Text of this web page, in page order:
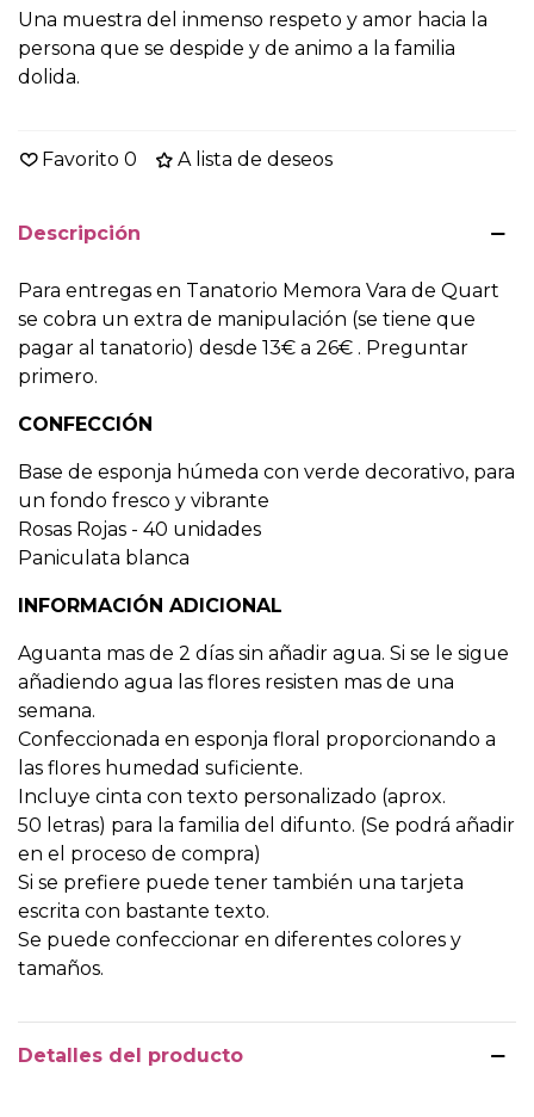
Una muestra del inmenso respeto y amor hacia la
persona que se despide y de animo a la familia
dolida.
Favorito 0 A lista de deseos
Descripción
Para entregas en Tanatorio Memora Vara de Quart
se cobra un extra de manipulación (se tiene que
pagar al tanatorio) desde 13€ a 26€ . Preguntar
primero.
CONFECCIÓN
Base de esponja húmeda con verde decorativo, para
un fondo fresco y vibrante
Rosas Rojas - 40 unidades
Paniculata blanca
INFORMACIÓN ADICIONAL
Aguanta mas de 2 días sin añadir agua. Si se le sigue
añadiendo agua las flores resisten mas de una
semana.
Confeccionada en esponja floral proporcionando a
las flores humedad suficiente.
Incluye cinta con texto personalizado (aprox.
50 letras) para la familia del difunto. (Se podrá añadir
en el proceso de compra)
Si se prefiere puede tener también una tarjeta
escrita con bastante texto.
Se puede confeccionar en diferentes colores y
tamaños.
Detalles del producto